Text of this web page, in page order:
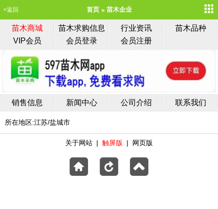
<返回 首页 苗木企业
苗木商城 苗木求购信息 行业资讯
苗木品种
VIP会员
会员登录 会员注册
销售信息 新闻中心 公司介绍 联系我们
所在地区:江苏/盐城市
关于网站 | 触屏版 | 网页版